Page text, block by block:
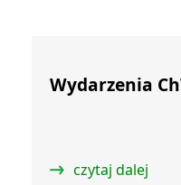
Wydarzenia
czytaj dalej